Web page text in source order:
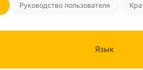
Руководство пользователя
Язык